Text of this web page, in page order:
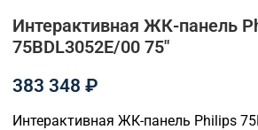
Интерактивная ЖК-панель
75BDL3052E/00 75"
383 348 ₽
Интерактивная ЖК-панель Philips